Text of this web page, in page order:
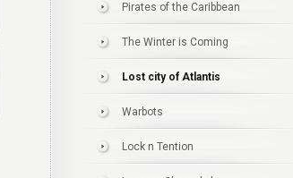
Pirates of the Caribbean
The Winter is Coming
Lost city of Atlantis
Warbots
Lock n Tention